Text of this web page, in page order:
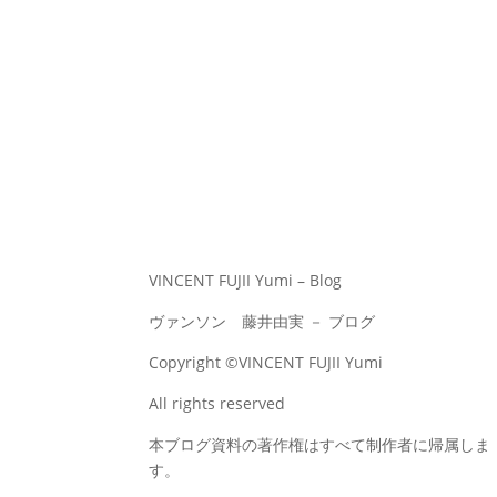
VINCENT FUJII Yumi – Blog
ヴァンソン 藤井由実 － ブログ
Copyright ©VINCENT FUJII Yumi
All rights reserved
本ブログ資料の著作権はすべて制作者に帰属しま
す。